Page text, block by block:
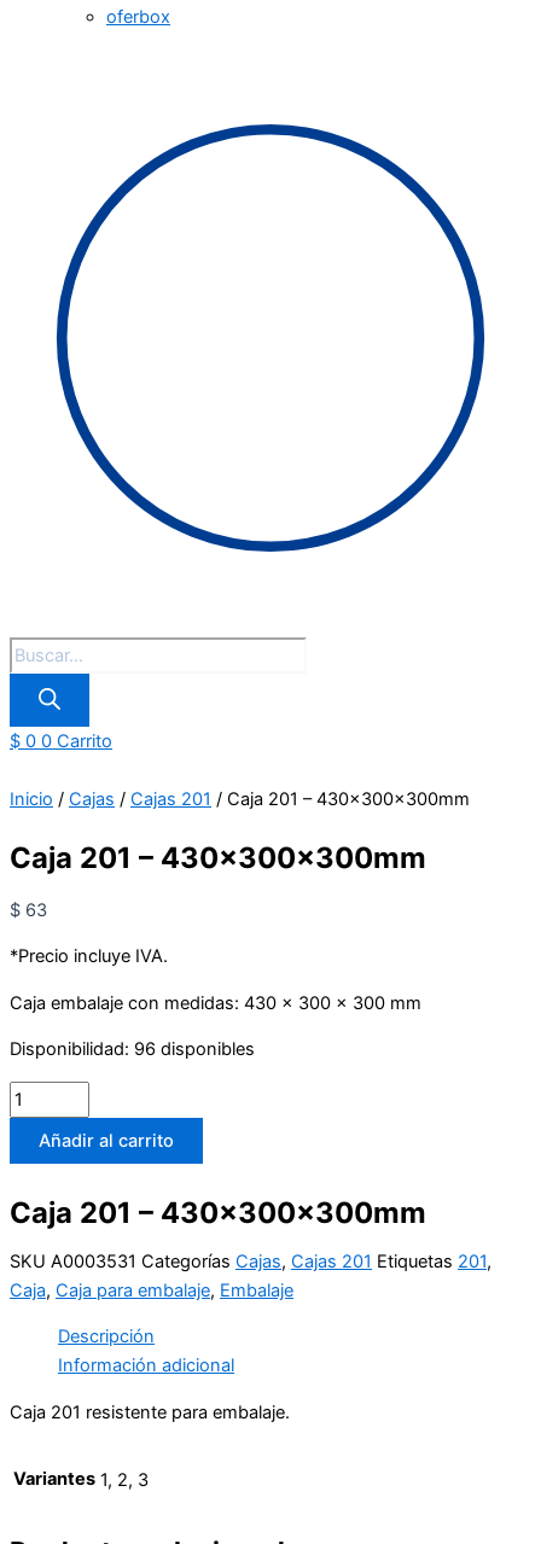
oferbox
$ 0 0 Carrito
Inicio / Cajas / Cajas 201 / Caja 201 – 430x300x300mm
Caja 201 – 430x300x300mm
$ 63
*Precio incluye IVA.
Caja embalaje con medidas: 430 x 300 x 300 mm
Disponibilidad: 96 disponibles
Añadir al carrito
Caja 201 – 430x300x300mm
SKU A0003531 Categorías Cajas, Cajas 201 Etiquetas 201,
Caja, Caja para embalaje, Embalaje
Descripción
Información adicional
Caja 201 resistente para embalaje.
Variantes 1, 2, 3